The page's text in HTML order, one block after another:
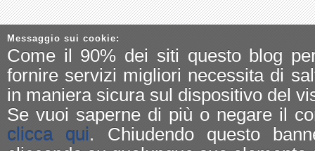
Messaggio sui cookie:
Come il 90% dei siti questo blog
fornire servizi migliori necessita di
in maniera sicura sul dispositivo del
Se vuoi saperne di più o negare il
clicca qui. Chiudendo questo